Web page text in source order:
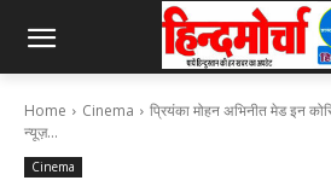
Home Cinema
प्रियंका मोहन अभिनीत मेड इन
न्यूज़...
Cinema